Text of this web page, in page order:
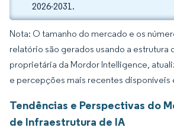
2026-2031.
Nota: O tamanho do mercado e os
relatório são gerados usando a estrutura
proprietária da Mordor Intelligence,
e percepções mais recentes disponíveis
Tendências e Perspectivas do
de Infraestrutura de IA